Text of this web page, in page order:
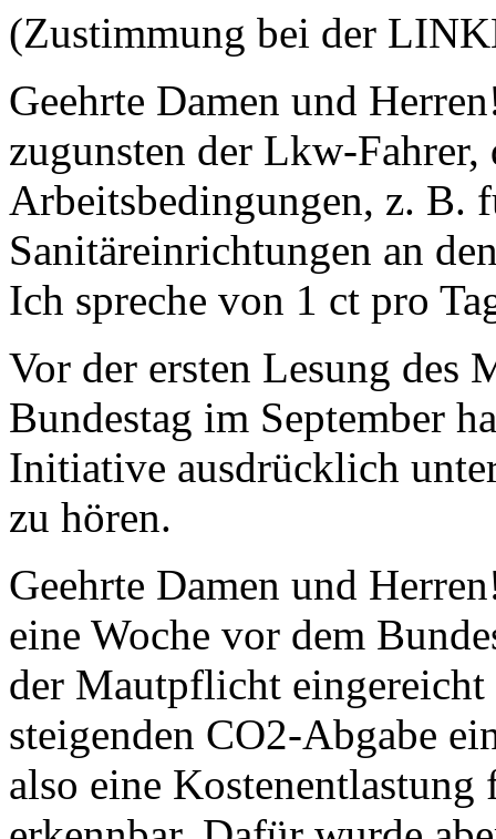
(Zustimmung bei der
Geehrte Damen und
zugunsten der Lkw-Fahrer,
Arbeitsbedingungen, z. B.
Sanitäreinrichtungen an
Ich spreche von 1 ct pro
Vor der ersten Lesung des
Bundestag im September
Initiative ausdrücklich
zu hören.
Geehrte Damen und
eine Woche vor dem
der Mautpflicht eingereicht
steigenden CO2-Abgabe
also eine